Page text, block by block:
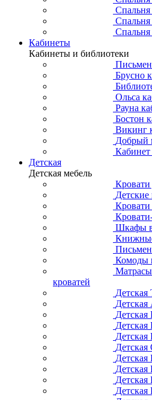
Спальня
Кабинеты
Кабинеты и библиотеки
Брусно
Ольса
Рауна
Бостон
Викинг
Добрый
Детская
Детская мебель
Детские
Шкафы
Комоды
Матрасы
кроватей
Детская
Детская
Детская
Детская
Детская
Детская